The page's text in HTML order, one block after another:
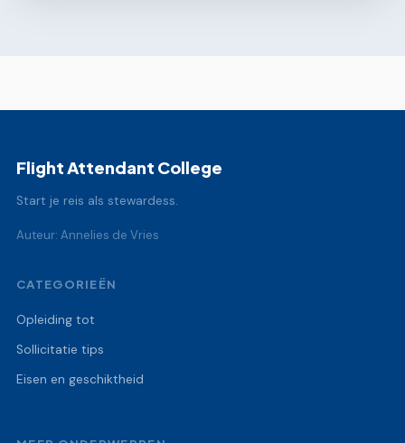
Flight Attendant College
Start je reis als stewardess.
Auteur: Annelies de Vries
CATEGORIEËN
Opleiding tot
Sollicitatie tips
Eisen en geschiktheid